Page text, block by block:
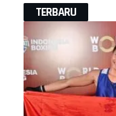
TERBARU